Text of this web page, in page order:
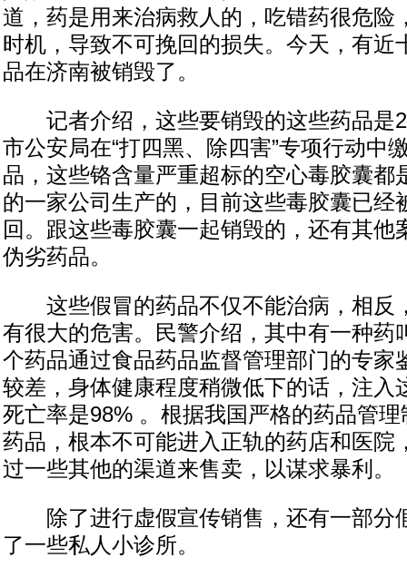
道，药是用来治病救人的，吃错药很危险
时机，导致不可挽回的损失。今天，有近
品在济南被销毁了。
记者介绍，这些要销毁的这些药品是
市公安局在“打四黑、除四害”专项行动中
品，这些铬含量严重超标的空心毒胶囊都
的一家公司生产的，目前这些毒胶囊已经
回。跟这些毒胶囊一起销毁的，还有其他
伪劣药品。
这些假冒的药品不仅不能治病，相反
有很大的危害。民警介绍，其中有一种药
个药品通过食品药品监督管理部门的专家
较差，身体健康程度稍微低下的话，注入
死亡率是98% 。根据我国严格的药品管
药品，根本不可能进入正轨的药店和医院
过一些其他的渠道来售卖，以谋求暴利。
除了进行虚假宣传销售，还有一部分
了一些私人小诊所。